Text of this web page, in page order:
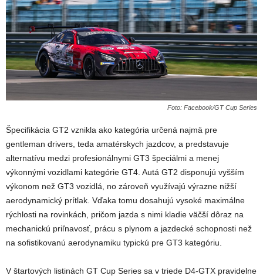
Foto: Facebook/GT Cup Series
Špecifikácia GT2 vznikla ako kategória určená najmä pre
gentleman drivers, teda amatérskych jazdcov, a predstavuje
alternatívu medzi profesionálnymi GT3 špeciálmi a menej
výkonnými vozidlami kategórie GT4. Autá GT2 disponujú vyšším
výkonom než GT3 vozidlá, no zároveň využívajú výrazne nižší
aerodynamický prítlak. Vďaka tomu dosahujú vysoké maximálne
rýchlosti na rovinkách, pričom jazda s nimi kladie väčší dôraz na
mechanickú priľnavosť, prácu s plynom a jazdecké schopnosti než
na sofistikovanú aerodynamiku typickú pre GT3 kategóriu.
V štartových listinách GT Cup Series sa v triede D4-GTX pravidelne